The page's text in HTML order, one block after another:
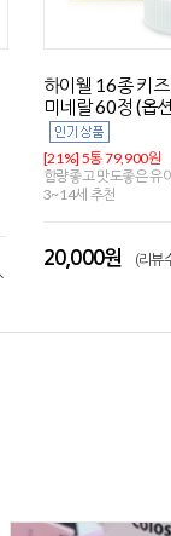
하이웰 16종 키
미네랄 60정 (옵
[21%] 5통 79,900원
함량좋고 맛도좋은 유
3~14세 추천
20,000원 (리뷰